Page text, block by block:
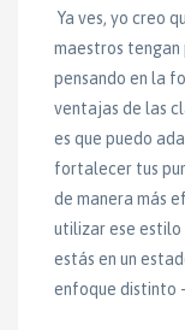
Ya ves, yo creo
maestros tengan
pensando en la
ventajas de las
es que puedo
fortalecer tus
de manera más
utilizar ese estilo
estás en un
enfoque distinto